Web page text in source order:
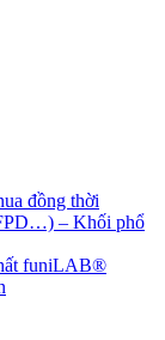
đồng thời
– Khối phổ
funiLAB®